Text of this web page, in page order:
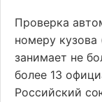
Проверка
номеру кузова
занимает не
более 13
Российский